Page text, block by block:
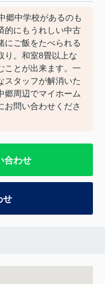
郷中学校があるのも
的にもうれしい中古
にご飯をたべられる
り。和室8畳以上な
ことが出来ます。一
スタッフが解消いた
郷周辺でマイホーム
お問い合わせくださ
合わせ
せ